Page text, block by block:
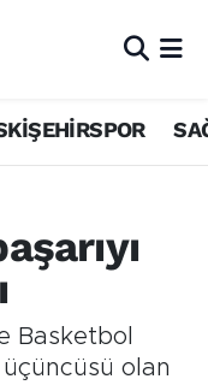
Basketbol
üçüncüsü olan